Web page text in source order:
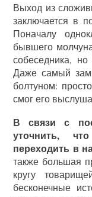
Выход из
заключается в
Поначалу
бывшего
собеседника,
Даже самый
болтуном:
смог его
В связи с
уточнить,
переходить в
также большая
кругу
бесконечные